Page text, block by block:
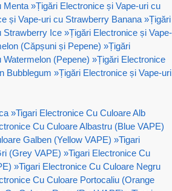
Menta »Țigări Electronice și Vape-uri cu
și Vape-uri cu Strawberry Banana »Țigări
Strawberry Ice »Țigări Electronice și Vape-
(Căpșuni și Pepene) »Țigări
(Pepene) »Țigări Electronice
Bubblegum »Țigări Electronice și Vape-uri
»Tigari Electronice Cu Culoare Alb
Cu Culoare Albastru (Blue VAPE)
Galben (Yellow VAPE) »Tigari
(Grey VAPE) »Tigari Electronice Cu
»Tigari Electronice Cu Culoare Negru
Cu Culoare Portocaliu (Orange